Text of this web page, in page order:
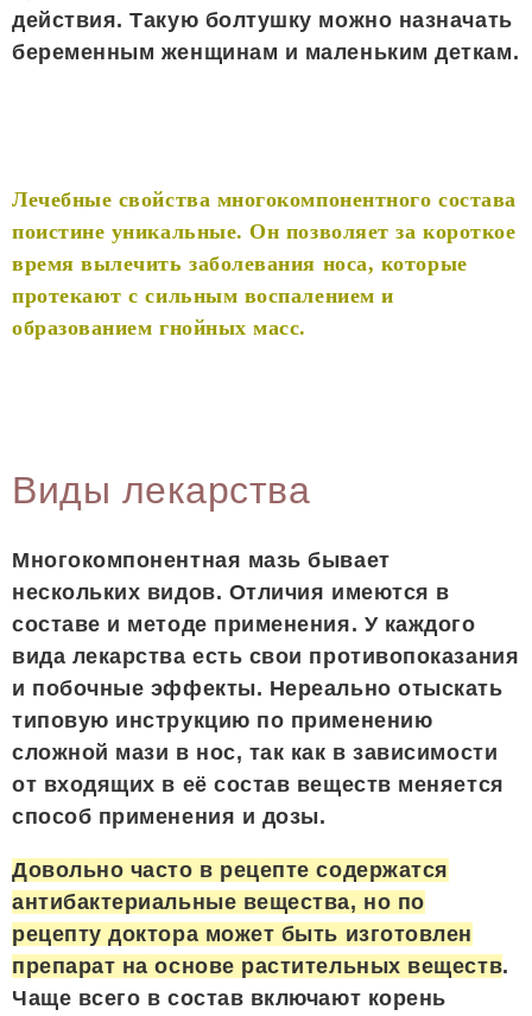
действия. Такую болтушку можно назначать
беременным женщинам и маленьким деткам.
Лечебные свойства многокомпонентного состава
поистине уникальные. Он позволяет за короткое
время вылечить заболевания носа, которые
протекают с сильным воспалением и
образованием гнойных масс.
Виды лекарства
Многокомпонентная мазь бывает
нескольких видов. Отличия имеются в
составе и методе применения. У каждого
вида лекарства есть свои противопоказания
и побочные эффекты. Нереально отыскать
типовую инструкцию по применению
сложной мази в нос, так как в зависимости
от входящих в её состав веществ меняется
способ применения и дозы.
Довольно часто в рецепте содержатся
антибактериальные вещества, но по
рецепту доктора может быть изготовлен
препарат на основе растительных веществ.
Чаще всего в состав включают корень